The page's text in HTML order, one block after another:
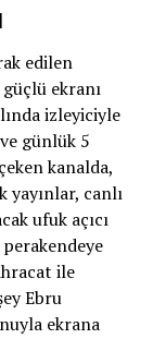
edilen
ekranı
izleyiciyle
günlük 5
kanalda,
yayınlar, canlı
ufuk açıcı
ile
Ebru
ekrana